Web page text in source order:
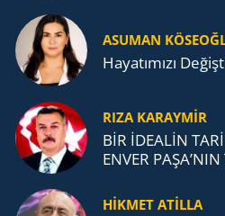
ASUMAN
Ha­ya­tı­mı­zı
RIZA KARAYMIR
BİR İDEALİN
ENVER
TEŞKİLATI’NA
HİKMET ATİLLA